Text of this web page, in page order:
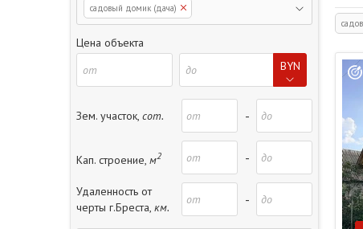
садовый домик (дача)
Цена объекта
BYN
Зем. участок, сот. -
Кап. строение, м2 -
Удаленность от
черты г.Бреста, км. -